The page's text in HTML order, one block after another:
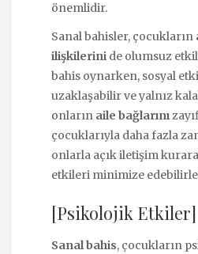
önemlidir.
Sanal bahisler, çocukların
ilişkilerini de olumsuz
bahis oynarken, sosyal
uzaklaşabilir ve yalnız
onların aile bağlarını
çocuklarıyla daha fazla
onlarla açık iletişim
etkileri minimize
[Psikolojik Etkiler]
Sanal bahis, çocukların